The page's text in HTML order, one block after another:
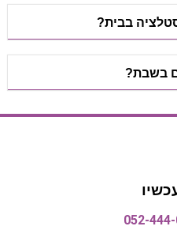
בבית?
בשבת?
052-